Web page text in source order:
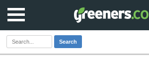
Search